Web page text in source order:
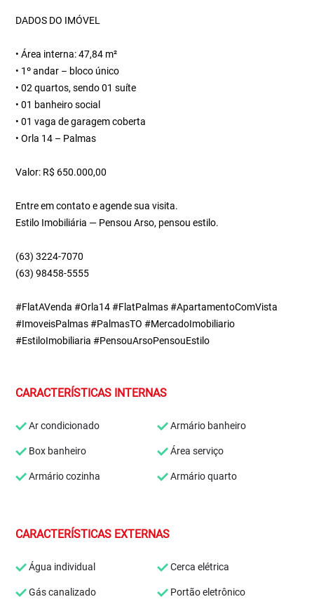
DADOS DO IMÓVEL
• Área interna: 47,84 m²
• 1º andar – bloco único
• 02 quartos, sendo 01 suíte
• 01 banheiro social
• 01 vaga de garagem coberta
• Orla 14 – Palmas
Valor: R$ 650.000,00
Entre em contato e agende sua visita.
Estilo Imobiliária — Pensou Arso, pensou estilo.
(63) 3224-7070
(63) 98458-5555
#FlatAVenda #Orla14 #FlatPalmas #ApartamentoComVista
#ImoveisPalmas #PalmasTO #MercadoImobiliario
#EstiloImobiliaria #PensouArsoPensouEstilo
CARACTERÍSTICAS INTERNAS
Ar condicionado Armário banheiro
Box banheiro Área serviço
Armário cozinha Armário quarto
CARACTERÍSTICAS EXTERNAS
Água individual Cerca elétrica
Gás canalizado Portão eletrônico